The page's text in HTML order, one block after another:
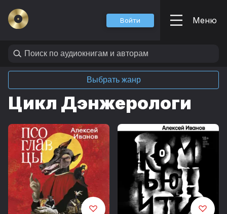
Войти Меню
Выбрать жанр
Цикл Дэнжерологи